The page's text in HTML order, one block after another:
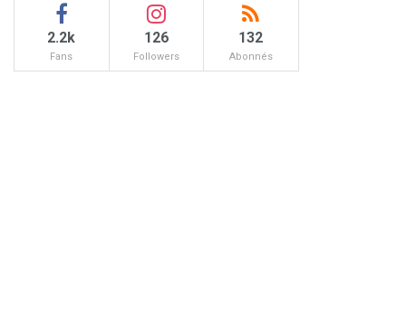
2.2k
Fans
126
Followers
132
Abonnés